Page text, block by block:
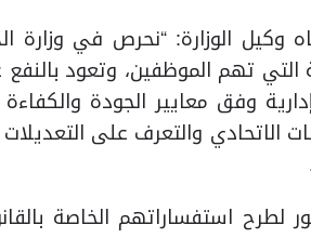
وكيل الوزارة: “نحرص في وزارة
التي تهم الموظفين، وتعود
وفق معايير الجودة
والتعرف على التعديلات
لطرح استفساراتهم الخاصة